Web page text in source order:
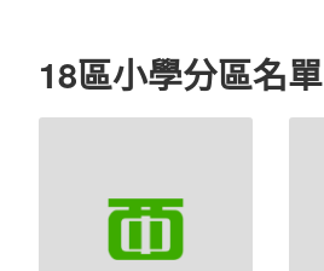
18區小學分區名單